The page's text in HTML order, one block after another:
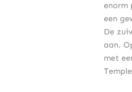
enorm
een
De
aan.
met